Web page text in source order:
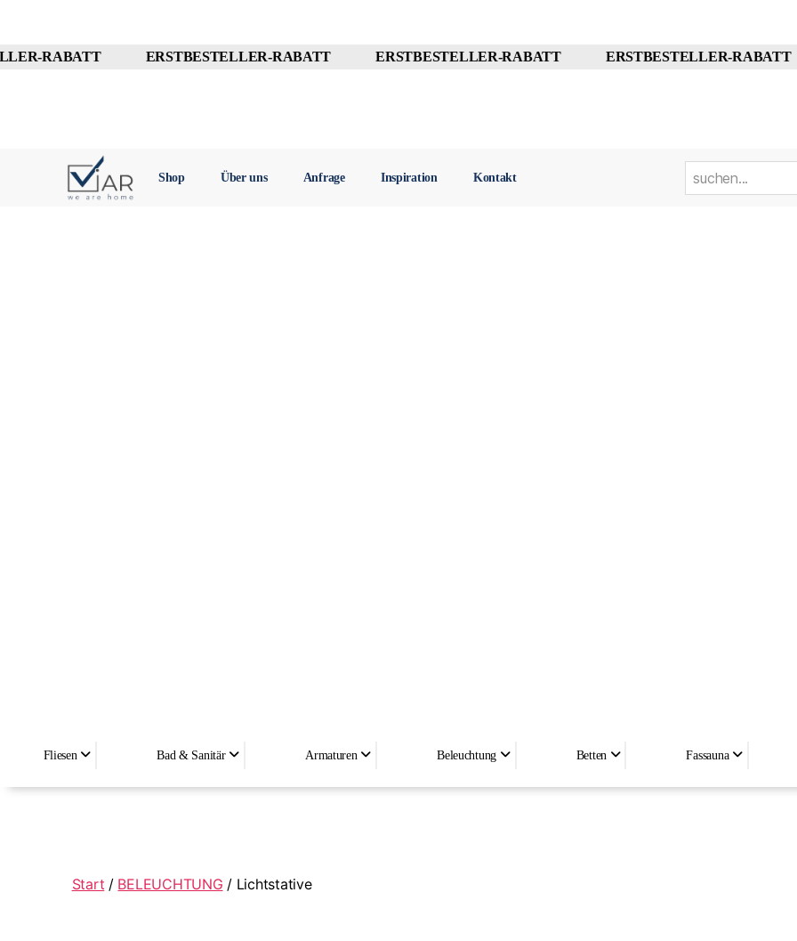
RABATT ERSTBESTELLER-RABATT ERSTBESTELLER-RABATT
ERSTBESTELLER-RABATT
Shop Über uns Anfrage Inspiration Kontakt
Fliesen Bad & Sanitär Armaturen Beleuchtung Betten Fassauna
Start / BELEUCHTUNG / Lichtstative